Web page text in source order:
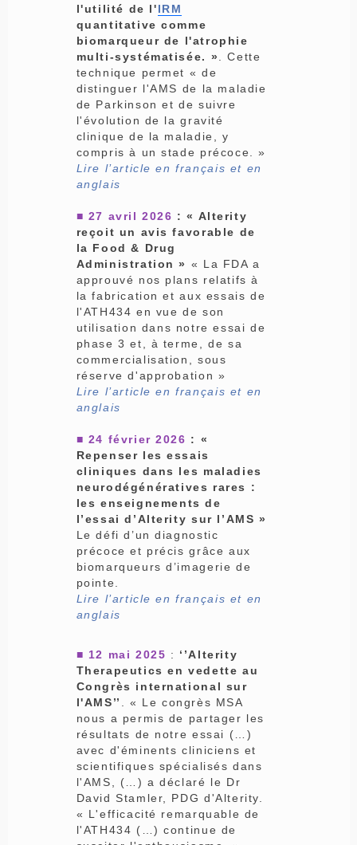
l'utilité de l'IRM
quantitative comme
biomarqueur de l'atrophie
multi-systématisée. »
. Cette
technique permet « de
distinguer l'AMS de la maladie
de Parkinson et de suivre
l'évolution de la gravité
clinique de la maladie, y
compris à un stade précoce. »
Lire l’article en français et en
anglais
■ 27 avril 2026 : « Alterity
reçoit un avis favorable de
la Food & Drug
Administration » « La FDA a
approuvé nos plans relatifs à
la fabrication et aux essais de
l'ATH434 en vue de son
utilisation dans notre essai de
phase 3 et, à terme, de sa
commercialisation, sous
réserve d'approbation »
Lire l’article en français et en
anglais
■ 24 février 2026 : «
Repenser les essais
cliniques dans les maladies
neurodégénératives rares :
les enseignements de
l’essai d’Alterity sur l’AMS »
Le défi d’un diagnostic
précoce et précis grâce aux
biomarqueurs d’imagerie de
pointe.
Lire l’article en français et en
anglais
■ 12 mai 2025 : ‘’Alterity
Therapeutics en vedette au
Congrès international sur
l'AMS’’
. « Le congrès MSA
nous a permis de partager les
résultats de notre essai (…)
avec d'éminents cliniciens et
scientifiques spécialisés dans
l'AMS, (…) a déclaré le Dr
David Stamler, PDG d'Alterity.
« L'efficacité remarquable de
l'ATH434 (…) continue de